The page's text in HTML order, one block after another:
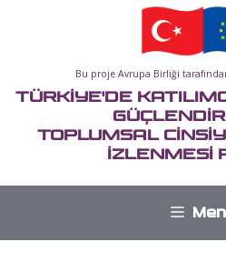
Bu proje Avrupa Birliği
TÜRKİYE'DE
TOPLUMSAL
İZLENMESİ